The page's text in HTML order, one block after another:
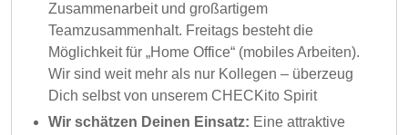
Zusammenarbeit und großartigem
Teamzusammenhalt. Freitags besteht die
Möglichkeit für „Home Office“ (mobiles Arbeiten).
Wir sind weit mehr als nur Kollegen – überzeug
Dich selbst von unserem CHECKito Spirit
Wir schätzen Deinen Einsatz: Eine attraktive